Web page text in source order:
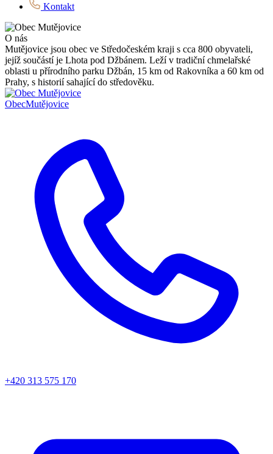
Kontakt
O nás
Mutějovice jsou obec ve Středočeském kraji s cca 800 obyvateli,
jejíž součástí je Lhota pod Džbánem. Leží v tradiční chmelařské
oblasti u přírodního parku Džbán, 15 km od Rakovníka a 60 km od
Prahy, s historií sahající do středověku.
ObecMutějovice
+420 313 575 170